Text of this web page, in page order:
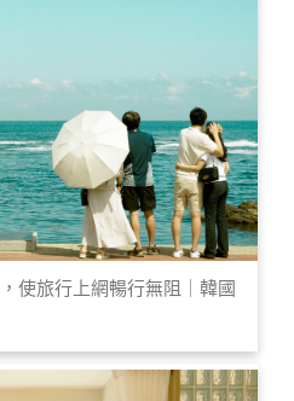
使旅行上網暢行無阻｜韓國